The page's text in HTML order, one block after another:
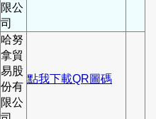
限公
司
哈努
拿貿
易股
份有
限公
點我下載QR圖碼